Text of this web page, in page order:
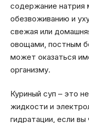
содержание
обезвоживанию и
свежая или
овощами, постным
может оказаться
организму.
Куриный суп – это
жидкости и
гидратации, если